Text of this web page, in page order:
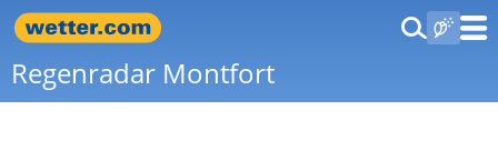
Regenradar Montfort